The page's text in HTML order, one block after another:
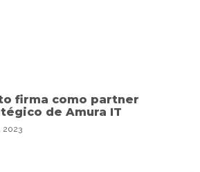
firma como partner
de Amura IT
2023